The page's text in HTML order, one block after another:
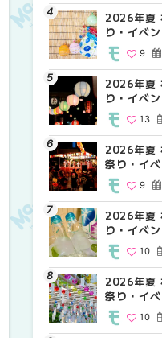
2026年夏
り・イベ
MouLa9
2026年夏
り・イベ
MouLa13
2026年夏
祭り・イ
MouLa9
2026年夏
り・イベ
MouLa10
2026年夏
祭り・イ
MouLa10